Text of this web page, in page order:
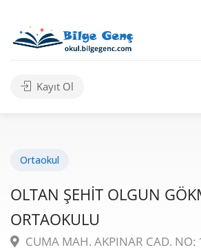
Kayıt Ol
Ortaokul
OLTAN ŞEHİT OLGUN
ORTAOKULU
CUMA MAH. AKPINAR CAD. NO: